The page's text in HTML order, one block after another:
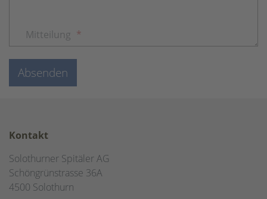
Mitteilung *
Absenden
Kontakt
Solothurner Spitäler AG
Schöngrünstrasse 36A
4500 Solothurn